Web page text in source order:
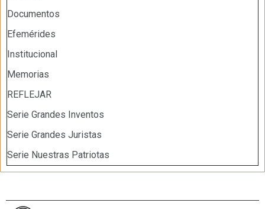
Documentos
Efemérides
Institucional
Memorias
REFLEJAR
Serie Grandes Inventos
Serie Grandes Juristas
Serie Nuestras Patriotas